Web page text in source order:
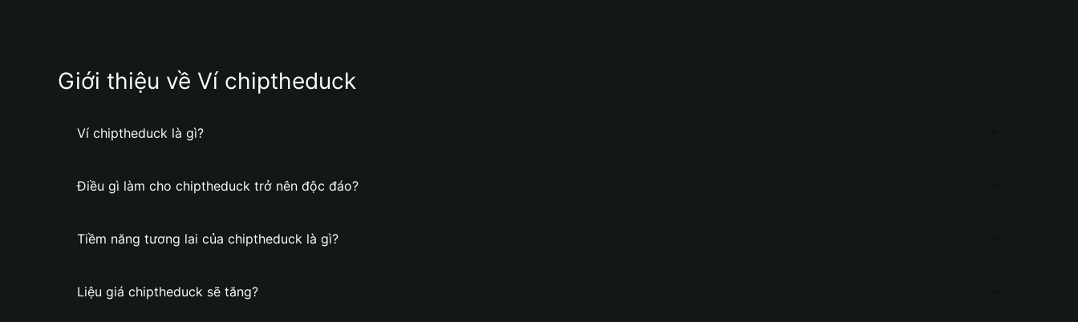
Giới thiệu về Ví chiptheduck
Ví chiptheduck là gì?
Điều gì làm cho chiptheduck trở nên độc đáo?
Tiềm năng tương lai của chiptheduck là gì?
Liệu giá chiptheduck sẽ tăng?